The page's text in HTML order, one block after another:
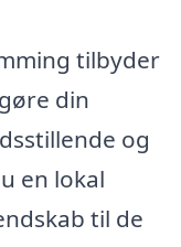
tilbyder
din
og
en lokal
til de